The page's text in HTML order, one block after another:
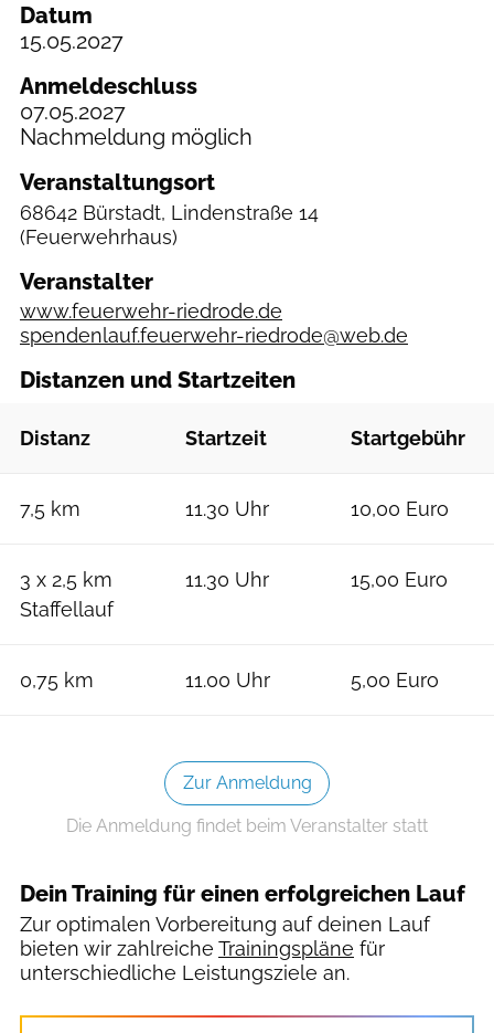
Datum
15.05.2027
Anmeldeschluss
07.05.2027
Nachmeldung möglich
Veranstaltungsort
68642 Bürstadt, Lindenstraße 14
(Feuerwehrhaus)
Veranstalter
www.feuerwehr-riedrode.de
spendenlauf.feuerwehr-riedrode@web.de
Distanzen und Startzeiten
Distanz Startzeit Startgebühr
7,5 km 11.30 Uhr 10,00 Euro
3 x 2,5 km
Staffellauf
11.30 Uhr 15,00 Euro
0,75 km 11.00 Uhr 5,00 Euro
Zur Anmeldung
Die Anmeldung findet beim Veranstalter statt
Dein Training für einen erfolgreichen Lauf
Zur optimalen Vorbereitung auf deinen Lauf
bieten wir zahlreiche Trainingspläne für
unterschiedliche Leistungsziele an.